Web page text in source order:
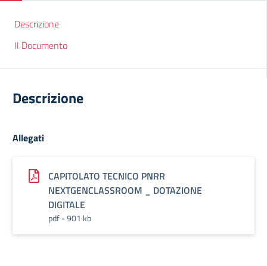
Descrizione
Il Documento
Descrizione
Allegati
CAPITOLATO TECNICO PNRR
NEXTGENCLASSROOM _ DOTAZIONE
DIGITALE
pdf - 901 kb